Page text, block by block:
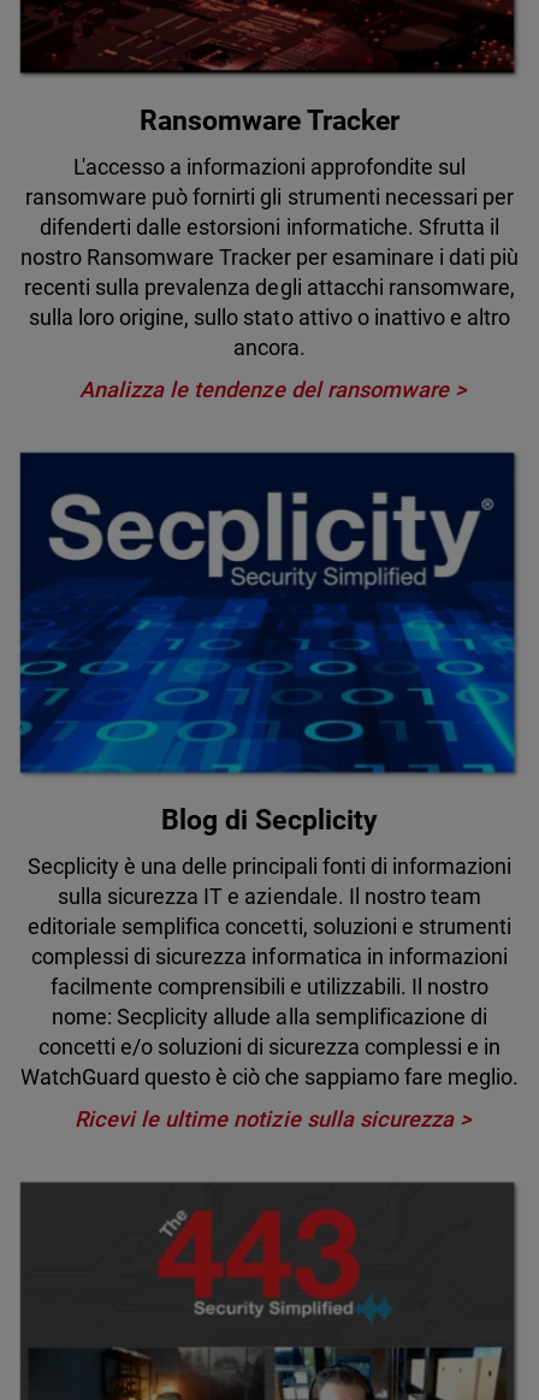
Ransomware Tracker
L'accesso a informazioni approfondite sul
ransomware può fornirti gli strumenti necessari per
difenderti dalle estorsioni informatiche. Sfrutta il
nostro Ransomware Tracker per esaminare i dati più
recenti sulla prevalenza degli attacchi ransomware,
sulla loro origine, sullo stato attivo o inattivo e altro
ancora.
Analizza le tendenze del ransomware
Blog di Secplicity
Secplicity è una delle principali fonti di informazioni
sulla sicurezza IT e aziendale. Il nostro team
editoriale semplifica concetti, soluzioni e strumenti
complessi di sicurezza informatica in informazioni
facilmente comprensibili e utilizzabili. Il nostro
nome: Secplicity allude alla semplificazione di
concetti e/o soluzioni di sicurezza complessi e in
WatchGuard questo è ciò che sappiamo fare meglio.
Ricevi le ultime notizie sulla sicurezza